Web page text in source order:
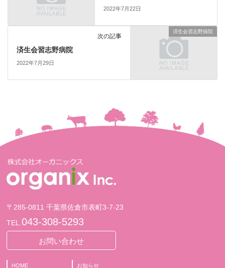
2022年7月22日
済生会習志野病院
次の記事
済生会習志野病院
2022年7月29日
〒285-0811 千葉県佐倉市表町3-7-23
TEL.043-308-5293
お問い合わせ
HOME お知らせ